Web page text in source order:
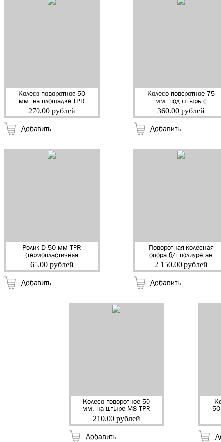
Колесо поворотное 50
мм. на площадке TPR
серая резина (40кг)
(NF-0079) (0120)
270.00 рублей
Добавить
Колесо поворотное 75
мм. под штырь с
тормозом TPR серая
резина (50кг) (NF-
360.00 рублей
Добавить
Ролик D 50 мм TPR
(термопластичная
серая резина) (35кг)
(104121) (400)
65.00 рублей
Добавить
Поворотная колесная
опора б/г полиуретан
SCp 80 (460кг)
Ø185мм.(104221) (6)
2 150.00 рублей
Добавить
Колесо поворотное 50
мм. на штыре М8 TPR
серая резина (40кг)
(NF-0123) (104950)
210.00 рублей
Добавить